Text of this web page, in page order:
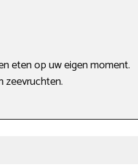
eten op uw eigen moment.
zeevruchten.